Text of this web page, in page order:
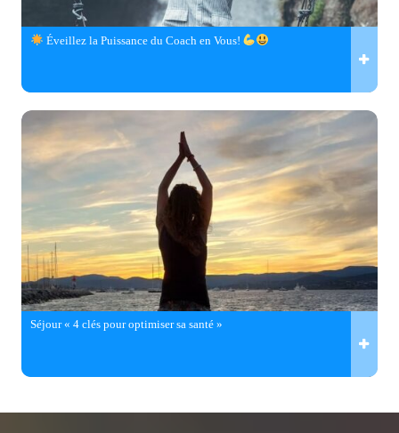
Éveillez la Puissance du Coach en Vous!
Séjour « 4 clés pour optimiser sa santé »